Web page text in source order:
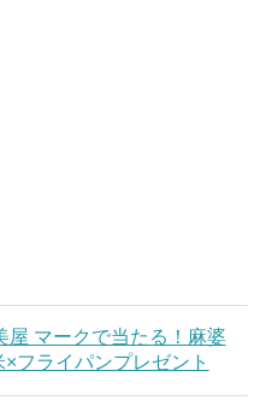
屋 マークで当たる！麻婆
フライパンプレゼント